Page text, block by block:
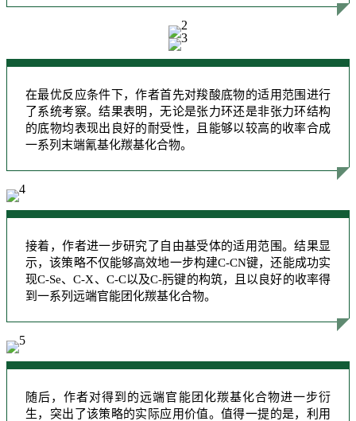
在最优反应条件下，作者首先对羧酸底物的适用范围进行
了系统考察。结果表明，无论是张力环还是非张力环结构
的底物均表现出良好的耐受性，且能够以较高的收率合成
一系列末端氰基化羰基化合物。
接着，作者进一步研究了自由基受体的适用范围。结果显
示，该策略不仅能够高效地一步构建C-CN键，还能成功实
现C-Se、C-X、C-C以及C-肟键的构筑，且以良好的收率得
到一系列远端官能团化羰基化合物。
随后，作者对得到的远端官能团化羰基化合物进一步衍
生，突出了该策略的实际应用价值。值得一提的是，利用